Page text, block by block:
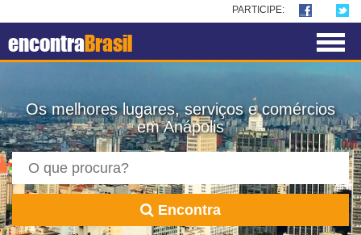
PARTICIPE:
encontraBrasil
Os melhores lugares, serviços e comércios
em Anápolis
Encontra